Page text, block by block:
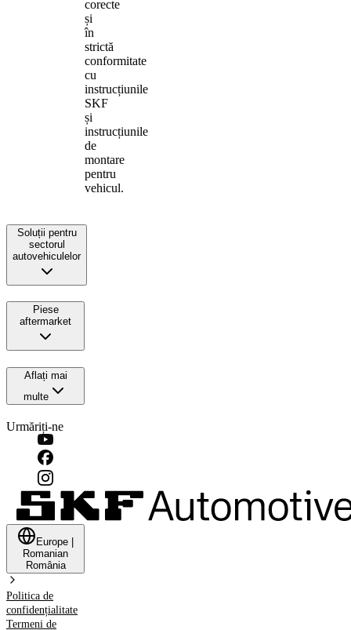
corecte
și
în
strictă
conformitate
cu
instrucțiunile
SKF
și
instrucțiunile
de
montare
pentru
vehicul.
Soluții pentru
sectorul
autovehiculelor
Piese
aftermarket
Aflați mai
multe
Urmăriți-ne
Europe
Romanian
România
Politica de
confidențialitate
Termeni de